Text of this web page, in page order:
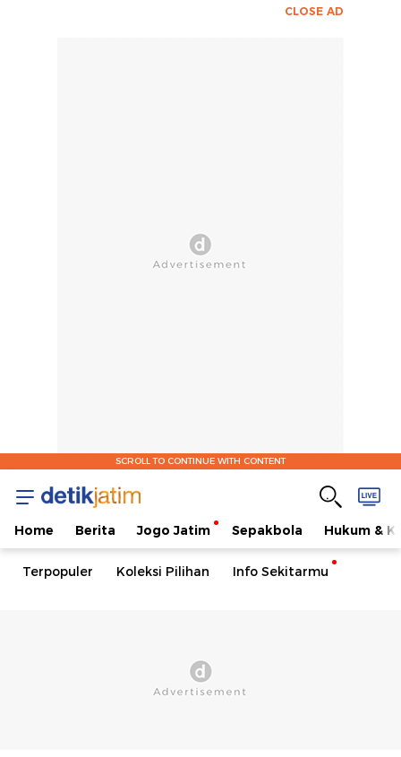
CLOSE AD
SCROLL TO CONTINUE WITH CONTENT
Home Berita Jogo Jatim Sepakbola Hukum &
Terpopuler Koleksi Pilihan Info Sekitarmu